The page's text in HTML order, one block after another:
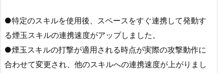
●特定のスキルを使用後、スペースをすぐ連携して発動す
る煙玉スキルの連携速度がアップしました。
●煙玉スキルの打撃が適用される時点が実際の攻撃動作に
合わせて変更され、他のスキルへの連携速度が上がりまし